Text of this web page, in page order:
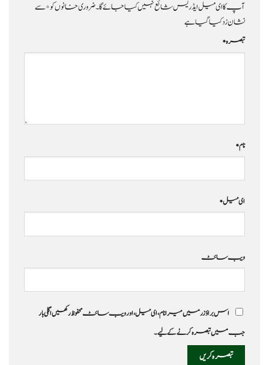
آپ کا ای میل ایڈریس شائع نہیں کیا جائے گا۔ضروری خانوں کو*سے
نشان زد کیا گیا ہے
تبصرہ*
نام*
ای میل*
ویب‌ سائٹ
اس براؤزر میں میرا نام، ای میل، اور ویب سائٹ محفوظ رکھیں اگلی بار
جب میں تبصرہ کرنے کےلیے۔